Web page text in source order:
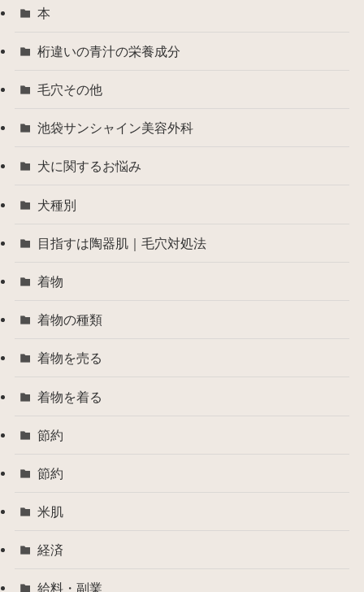
本
桁違いの青汁の栄養成分
毛穴その他
池袋サンシャイン美容外科
犬に関するお悩み
犬種別
目指すは陶器肌｜毛穴対処法
着物
着物の種類
着物を売る
着物を着る
節約
節約
米肌
経済
給料・副業